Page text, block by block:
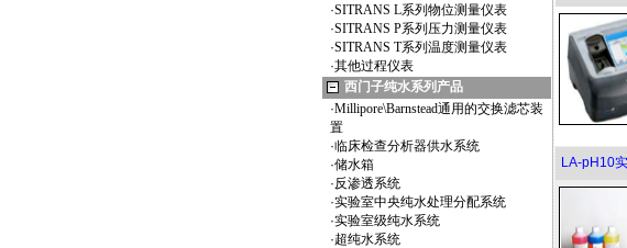
·SITRANS L系列物位测量仪表
·SITRANS P系列压力测量仪表
·SITRANS T系列温度测量仪表
·其他过程仪表
西门子纯水系列产品
·Millipore\Barnstead通用的交换滤芯装
置
·临床检查分析器供水系统
·储水箱
·反渗透系统
·实验室中央纯水处理分配系统
·实验室级纯水系统
·超纯水系统
LA-pH10